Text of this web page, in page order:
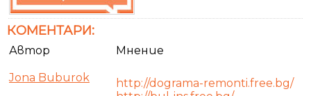
КОМЕНТАРИ:
Автор Мнение
Jona Buburok
http://dograma-remonti.free.bg/